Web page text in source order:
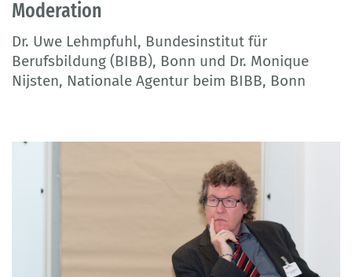
Moderation
Dr. Uwe Lehmpfuhl, Bundesinstitut für
Berufsbildung (BIBB), Bonn und Dr. Monique
Nijsten, Nationale Agentur beim BIBB, Bonn